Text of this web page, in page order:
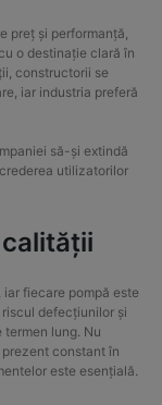
preț și performanță,
o destinație clară în
constructorii se
iar industria preferă
să-și extindă
utilizatorilor
fiecare pompă este
defecțiunilor și
lung. Nu
constant în
este esențială.